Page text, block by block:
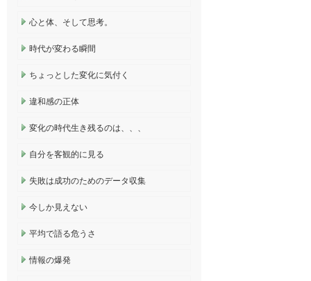
心と体、そして思考。
時代が変わる瞬間
ちょっとした変化に気付く
違和感の正体
変化の時代生き残るのは、、、
自分を客観的に見る
失敗は成功のためのデータ収集
今しか見えない
平均で語る危うさ
情報の爆発